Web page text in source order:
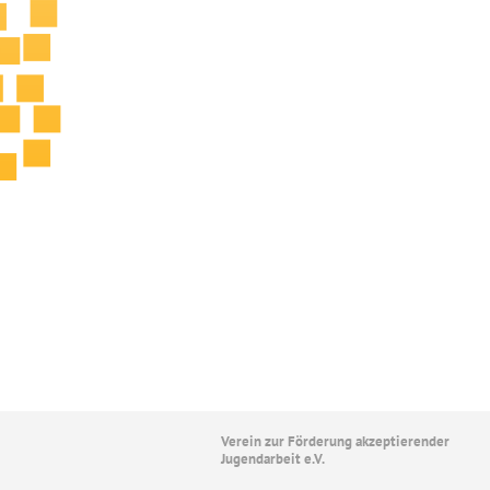
Verein zur Förderung akzeptierender
Jugendarbeit e.V.